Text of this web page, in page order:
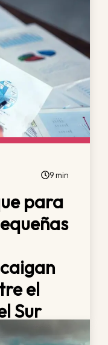
9 min
para
el
Sur